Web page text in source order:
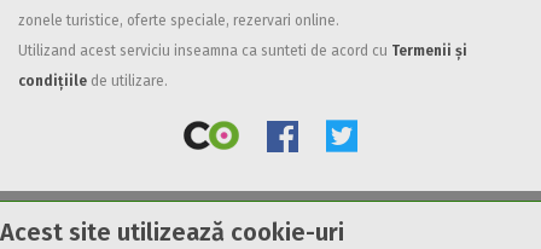
Acest site utilizează cookie-uri
Facilități
Internet wireless
All inclusive
Pensiune completa
zonele turistice, oferte speciale, rezervari online.
Utilizand acest serviciu inseamna ca sunteti de acord cu Termenii și
condițiile de utilizare.
© 2026 Cazare7. Toate drepturile rezervate.